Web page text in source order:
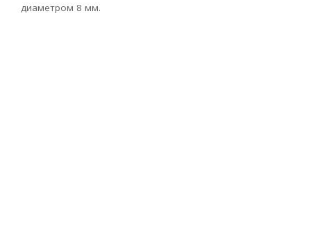
диаметром 8 мм.